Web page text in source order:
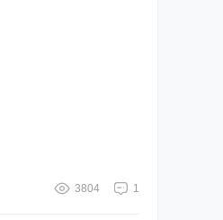
1
3804